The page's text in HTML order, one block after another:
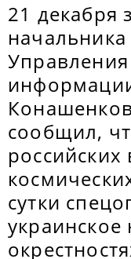
21 декабря
сообщил,
сутки